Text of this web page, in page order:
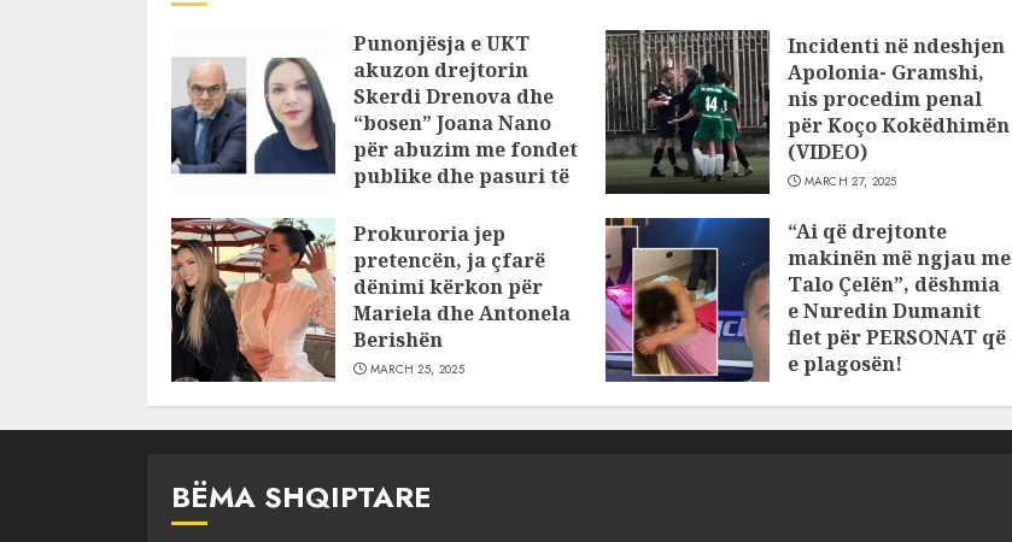
Punonjësja e UKT
akuzon drejtorin
Skerdi Drenova dhe
“bosen” Joana Nano
për abuzim me fondet
publike dhe pasuri të
JULY 24, 2025
Incidenti në ndeshjen
Apolonia- Gramshi,
nis procedim penal
për Koço Kokëdhimën
(VIDEO)
MARCH 27, 2025
Prokuroria jep
pretencën, ja çfarë
dënimi kërkon për
Mariela dhe Antonela
Berishën
MARCH 25, 2025
“Ai që drejtonte
makinën më ngjau me
Talo Çelën”, dëshmia
e Nuredin Dumanit
flet për PERSONAT që
e plagosën!
BËMA SHQIPTARE